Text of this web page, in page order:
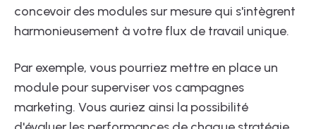
concevoir des modules sur mesure qui s'intègrent
harmonieusement à votre flux de travail unique.
Par exemple, vous pourriez mettre en place un
module pour superviser vos campagnes
marketing. Vous auriez ainsi la possibilité